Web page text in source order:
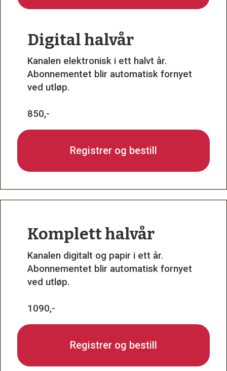
Digital halvår
Kanalen elektronisk i ett halvt år.
Abonnementet blir automatisk fornyet
ved utløp.
850,-
Registrer og bestill
Komplett halvår
Kanalen digitalt og papir i ett år.
Abonnementet blir automatisk fornyet
ved utløp.
1090,-
Registrer og bestill